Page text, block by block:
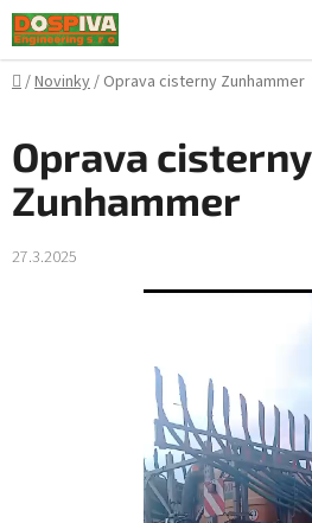
Přejít
na
obsah
Domů
/Novinky/ Oprava cisterny Zunhammer
Oprava cisterny
Zunhammer
27.3.2025